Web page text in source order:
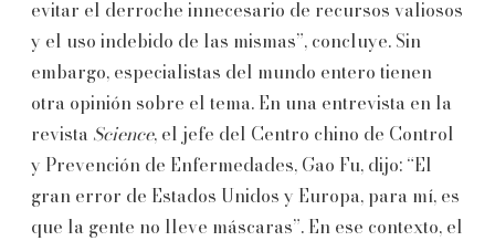
evitar el derroche innecesario de recursos valiosos
y el uso indebido de las mismas”, concluye. Sin
embargo, especialistas del mundo entero tienen
otra opinión sobre el tema. En una entrevista en la
revista Science, el jefe del Centro chino de Control
y Prevención de Enfermedades, Gao Fu, dijo: “El
gran error de Estados Unidos y Europa, para mí, es
que la gente no lleve máscaras”. En ese contexto, el